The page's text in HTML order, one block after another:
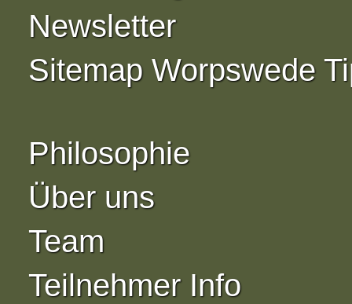
Newsletter
Sitemap Worpswede
Philosophie
Über uns
Team
Teilnehmer Info